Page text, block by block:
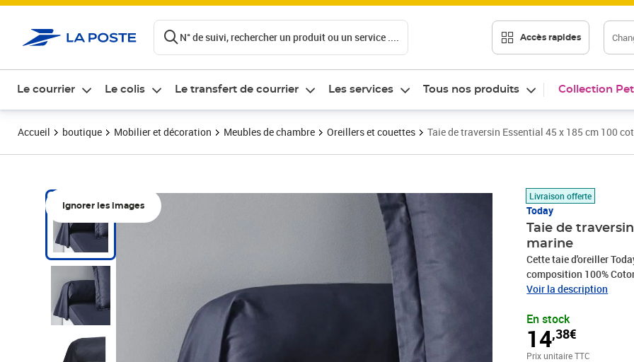
N° de suivi, rechercher un produit ou un service .... Accès rapides
Le courrier Le colis Le transfert de courrier Les services Tous nos produits Collection
Accueil boutique Mobilier et décoration Meubles de chambre Oreillers et couettes Taie de traversin Essential 45 x 185 cm 100
Ignorer les images
Livraison offerte
Today
Taie de
marine
Cette taie d'oreiller
composition 100%
douceur exceptionnelle.
Voir la description
En stock
14,38€
Prix 14,38€
Prix unitaire TTC